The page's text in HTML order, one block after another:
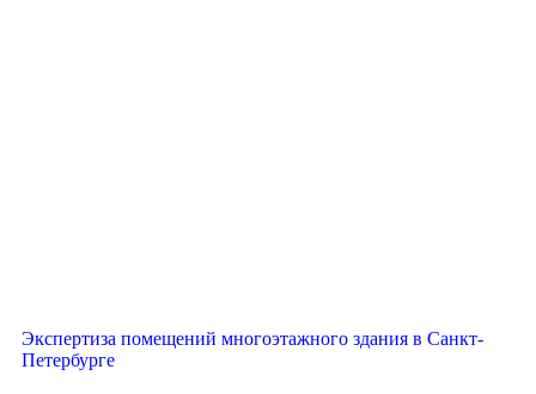
Экспертиза помещений многоэтажного здания в Санкт-
Петербурге